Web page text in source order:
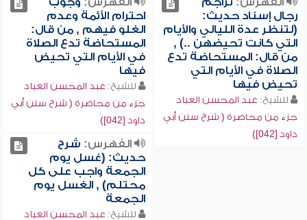
رجال إسناد حديث:
(لتنظر عدة الليالي والأيام
التي كانت تحيضهن ..) ,
من قال: المستحاضة تدع
الصلاة في الأيام التي
تحيض فيها
للشيخ: عبد المحسن العباد
جزء من محاضرة ( شرح سنن أبي
داود [042])
احترام الأئمة وعدم
الغلو فيهم , من قال:
المستحاضة تدع الصلاة
في الأيام التي تحيض
فيها
للشيخ: عبد المحسن العباد
جزء من محاضرة ( شرح سنن أبي
داود [042])
الفهرس: شرح
حديث: (غسل يوم
الجمعة واجب على كل
محتلم) , الغسل يوم
الجمعة
للشيخ: عبد المحسن العباد